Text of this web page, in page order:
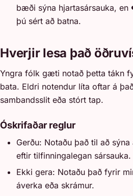
bæði sýna hjartasársauka,
þú sért að batna.
Hverjir lesa það
Yngra fólk gæti notað þetta tákn
bata. Eldri notendur líta oftar á
sambandsslit eða stórt tap.
Óskrifaðar reglur
Gerðu: Notaðu það til að
eftir tilfinningalegan sársauka.
Ekki gera: Notaðu það fyrir
áverka eða skrámur.